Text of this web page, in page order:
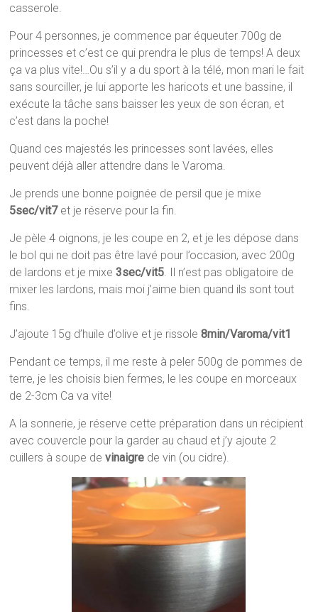
casserole.
Pour 4 personnes, je commence par équeuter 700g de
princesses et c’est ce qui prendra le plus de temps! A deux
ça va plus vite!…Ou s’il y a du sport à la télé, mon mari le fait
sans sourciller, je lui apporte les haricots et une bassine, il
exécute la tâche sans baisser les yeux de son écran, et
c’est dans la poche!
Quand ces majestés les princesses sont lavées, elles
peuvent déjà aller attendre dans le Varoma.
Je prends une bonne poignée de persil que je mixe
5sec/vit7et je réserve pour la fin.
Je pèle 4 oignons, je les coupe en 2, et je les dépose dans
le bol qui ne doit pas être lavé pour l’occasion, avec 200g
de lardons et je mixe3sec/vit5. Il n’est pas obligatoire de
mixer les lardons, mais moi j’aime bien quand ils sont tout
fins.
J’ajoute 15g d’huile d’olive et je rissole8min/Varoma/vit1
Pendant ce temps, il me reste à peler 500g de pommes de
terre, je les choisis bien fermes, le les coupe en morceaux
de 2-3cm Ca va vite!
A la sonnerie, je réserve cette préparation dans un récipient
avec couvercle pour la garder au chaud et j’y ajoute 2
cuillers à soupe devinaigre de vin (ou cidre).